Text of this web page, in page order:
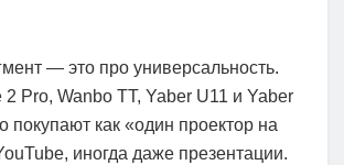
— это про универсальность.
Pro, Wanbo TT, Yaber U11 и Yaber
покупают как «один проектор на
иногда даже презентации.